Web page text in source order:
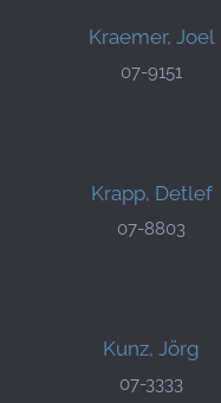
Kraemer, Joel
07-9151
Krapp, Detlef
07-8803
Kunz, Jörg
07-3333